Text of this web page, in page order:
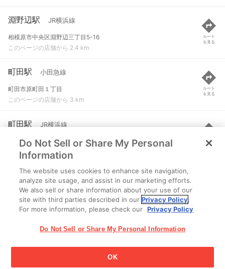
淵野辺駅 JR横浜線
相模原市中央区淵野辺三丁目5-16
このページの店舗から 2.4 km
ルート
を見る
町田駅 小田急線
町田市原町田１丁目
このページの店舗から 3 km
ルート
を見る
町田駅 JR横浜線
町田市原町田１丁目
このページの店舗から 3.1 km
ルート
を見る
相模大野駅 小田急線 など
相模原市南区相模大野三丁目8番1号
このページの店舗から 3.3 km
江崎グリコ株式会社 Copyright © 2025 Ezaki Glico Co., Ltd.
Do Not Sell or Share My Personal
Information
The website uses cookies to enhance site navigation,
analyze site usage, and assist in our marketing efforts.
We also sell or share information about your use of our
site with third parties described in ourPrivacy Policy.
For more information, please check our Privacy Policy
Do Not Sell or Share My Personal Information
OK